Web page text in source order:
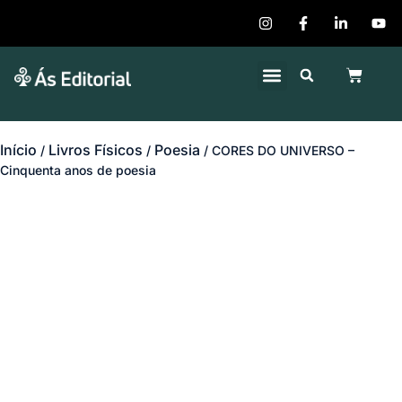
Início / Livros Físicos / Poesia / CORES DO UNIVERSO –
Cinquenta anos de poesia